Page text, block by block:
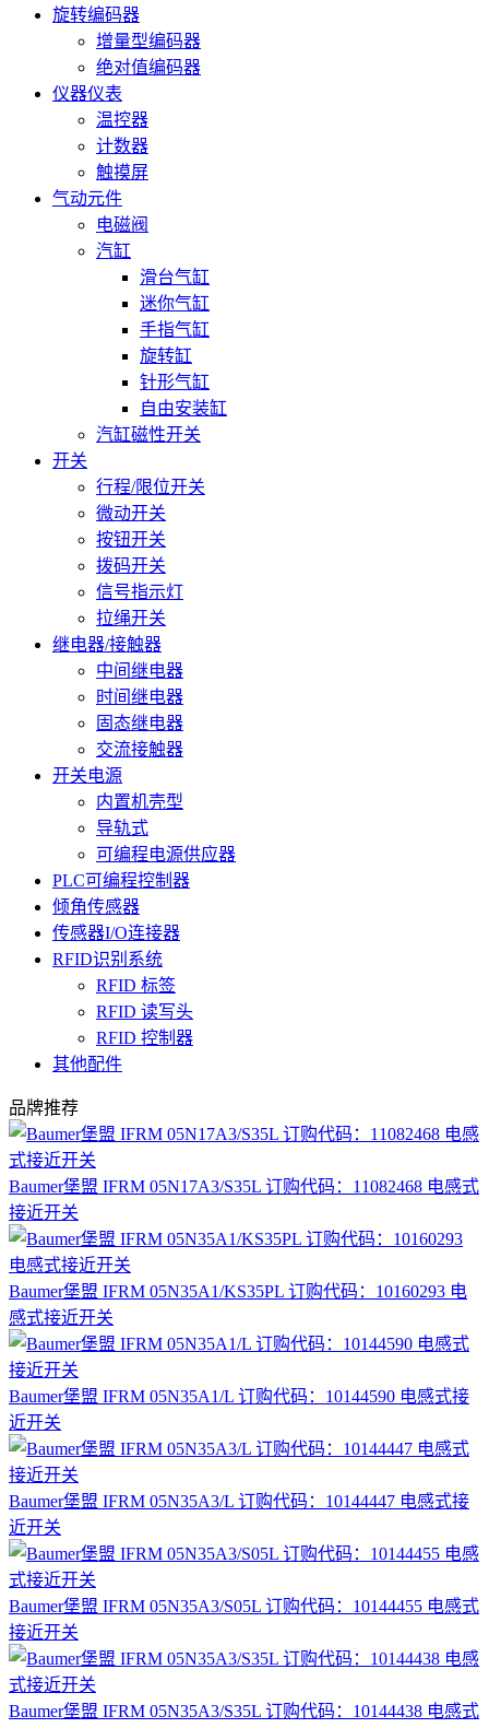
旋转编码器
增量型编码器
绝对值编码器
仪器仪表
温控器
计数器
触摸屏
气动元件
电磁阀
汽缸
滑台气缸
迷你气缸
手指气缸
旋转缸
针形气缸
自由安装缸
汽缸磁性开关
开关
行程/限位开关
微动开关
按钮开关
拨码开关
信号指示灯
拉绳开关
继电器/接触器
中间继电器
时间继电器
固态继电器
交流接触器
开关电源
内置机壳型
导轨式
可编程电源供应器
PLC可编程控制器
倾角传感器
传感器I/O连接器
RFID识别系统
RFID 标签
RFID 读写头
RFID 控制器
其他配件
品牌推荐
Baumer堡盟 IFRM 05N17A3/S35L 订购代码：11082468 电感式
接近开关
Baumer堡盟 IFRM 05N35A1/KS35PL 订购代码：10160293 电
感式接近开关
Baumer堡盟 IFRM 05N35A1/L 订购代码：10144590 电感式接
近开关
Baumer堡盟 IFRM 05N35A3/L 订购代码：10144447 电感式接
近开关
Baumer堡盟 IFRM 05N35A3/S05L 订购代码：10144455 电感式
接近开关
Baumer堡盟 IFRM 05N35A3/S35L 订购代码：10144438 电感式